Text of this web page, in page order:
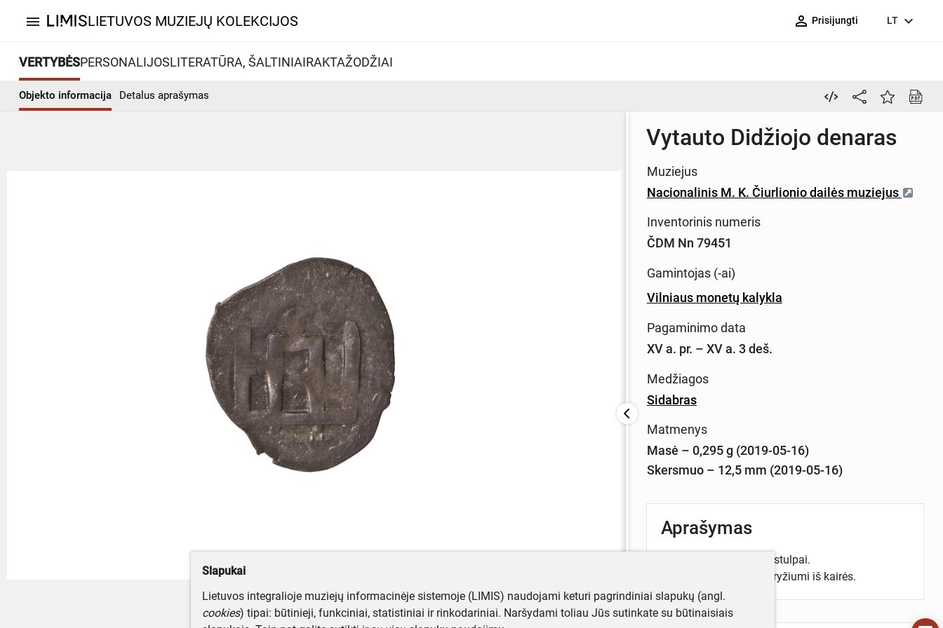
menu LIETUVOS MUZIEJŲ KOLEKCIJOS person_outline Prisijungti LT expand_more
VERTYBĖSPERSONALIJOSLITERATŪRA, ŠALTINIAIRAKTAŽODŽIAI
Objekto informacija Detalus aprašymas
Vytauto Didžiojo denaras
Muziejus
Nacionalinis M. K. Čiurlionio dailės muziejus
Inventorinis numeris
ČDM Nn 79451
Gamintojas (-ai)
Vilniaus monetų kalykla
Pagaminimo data
XV a. pr. – XV a. 3 deš.
Medžiagos
Sidabras
Matmenys
Masė – 0,295 g (2019-05-16)
Skersmuo – 12,5 mm (2019-05-16)
Aprašymas
Aversas: Gediminaičių stulpai.
Reversas: Ietigalis su kryžiumi iš kairės.
Slapukai
Lietuvos integralioje muziejų informacinėje sistemoje (LIMIS) naudojami keturi pagrindiniai slapukų (angl.
cookies) tipai: būtinieji, funkciniai, statistiniai ir rinkodariniai. Naršydami toliau Jūs sutinkate su būtinaisiais